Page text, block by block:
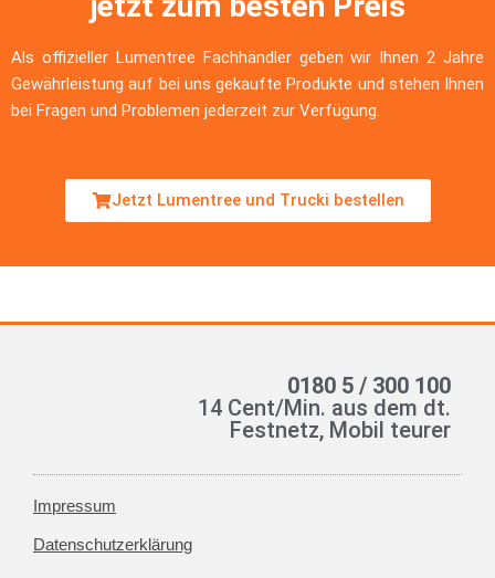
Als offizieller Lumentree Fachhändler geben wir Ihnen 2 Jahre
Gewährleistung auf bei uns gekaufte Produkte und stehen Ihnen
bei Fragen und Problemen jederzeit zur Verfügung.
Jetzt Lumentree und Trucki bestellen
0180 5 / 300 100
14 Cent/Min. aus dem dt.
Festnetz, Mobil teurer
Impressum
Datenschutzerklärung